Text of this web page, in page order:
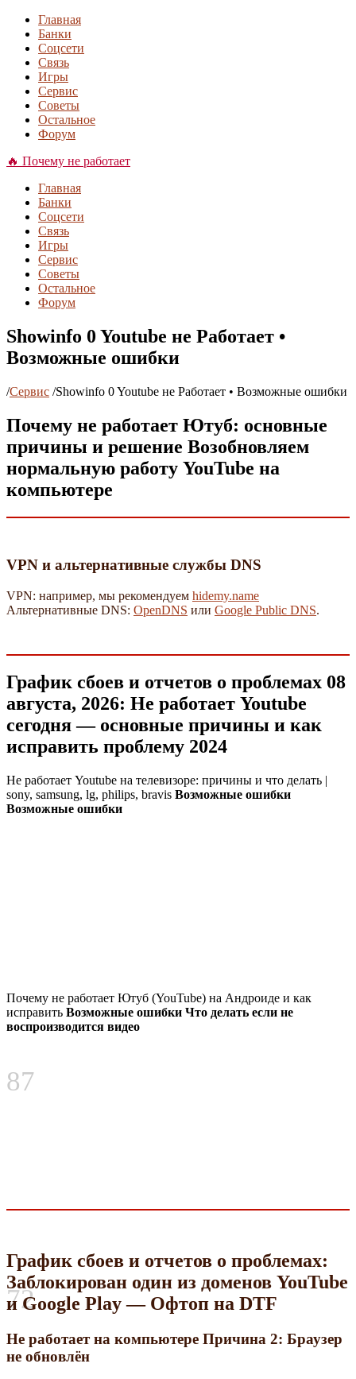
Главная
Банки
Соцсети
Связь
Игры
Сервис
Советы
Остальное
Форум
🔥 Почему не работает
Главная
Банки
Соцсети
Связь
Игры
Сервис
Советы
Остальное
Форум
Showinfo 0 Youtube не Работает •
Возможные ошибки
/Сервис /Showinfo 0 Youtube не Работает • Возможные ошибки
Почему не работает Ютуб: основные
причины и решение Возобновляем
нормальную работу YouTube на
компьютере
VPN и альтернативные службы DNS
VPN: например, мы рекомендуем hidemy.name
Альтернативные DNS: OpenDNS или Google Public DNS.
График сбоев и отчетов о проблемах 08
августа, 2026: Не работает Youtube
сегодня — основные причины и как
исправить проблему 2024
Не работает Youtube на телевизоре: причины и что делать |
sony, samsung, lg, philips, bravis Возможные ошибки
Возможные ошибки
87
Почему не работает Ютуб (YouTube) на Андроиде и как
исправить Возможные ошибки Что делать если не
воспроизводится видео
72
График сбоев и отчетов о проблемах:
Заблокирован один из доменов YouTube
и Google Play — Офтоп на DTF
Не работает на компьютере Причина 2: Браузер
не обновлён